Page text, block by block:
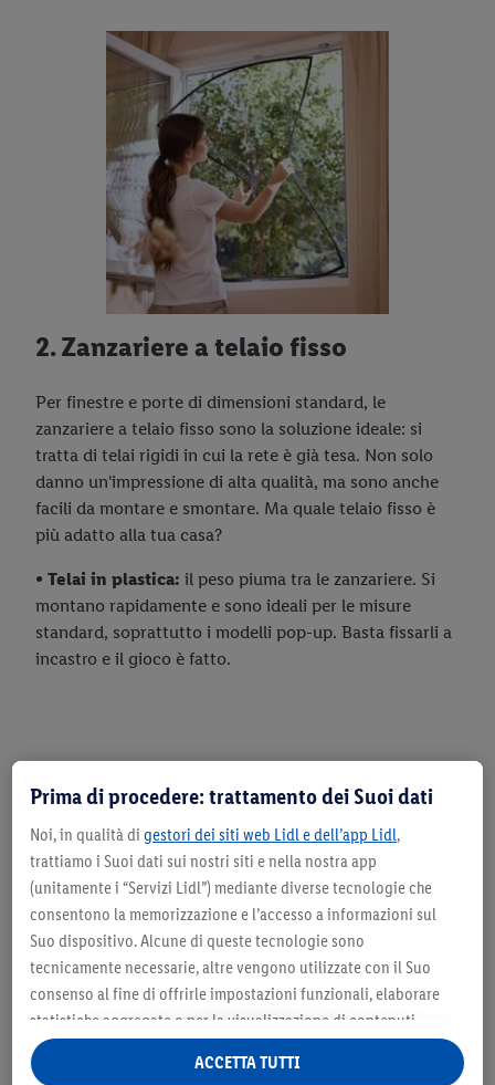
2. Zanzariere a telaio fisso
Per finestre e porte di dimensioni standard, le
zanzariere a telaio fisso sono la soluzione ideale: si
tratta di telai rigidi in cui la rete è già tesa. Non solo
danno un'impressione di alta qualità, ma sono anche
facili da montare e smontare. Ma quale telaio fisso è
più adatto alla tua casa?
• Telai in plastica: il peso piuma tra le zanzariere. Si
montano rapidamente e sono ideali per le misure
standard, soprattutto i modelli pop-up. Basta fissarli a
incastro e il gioco è fatto.
Prima di procedere: trattamento dei Suoi dati
Noi, in qualità di gestori dei siti web Lidl e dell’app Lidl,
trattiamo i Suoi dati sui nostri siti e nella nostra app
(unitamente i “Servizi Lidl”) mediante diverse tecnologie che
consentono la memorizzazione e l’accesso a informazioni sul
Suo dispositivo. Alcune di queste tecnologie sono
tecnicamente necessarie, altre vengono utilizzate con il Suo
consenso al fine di offrirle impostazioni funzionali, elaborare
statistiche aggregate o per la visualizzazione di contenuti
pubblicitari personalizzati all’interno e all’esterno dei Servizi
Lidl. Se è iscritto al programma Lidl Plus, anche i dati relativi al
ACCETTA TUTTI